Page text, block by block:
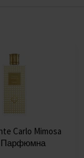
Carlo Mimosa
Парфюмна